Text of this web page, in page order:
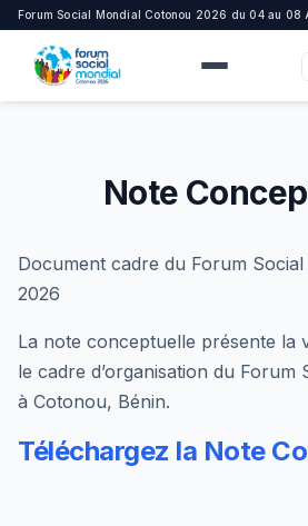
Forum Social Mondial Cotonou 2026 du 04 au 08
Note
Document cadre du Forum
2026
La note conceptuelle présente la
le cadre d’organisation du Forum
à Cotonou, Bénin.
Téléchargez la Note